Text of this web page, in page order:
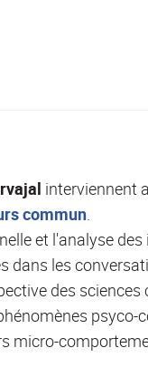
interviennent
commun.
et l'analyse
dans les
des
psyco-
micro-